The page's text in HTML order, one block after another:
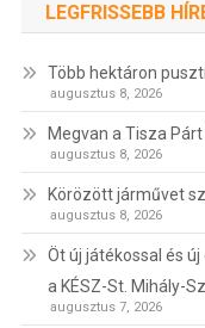
LEGFRISSEBB
Több hektáron
augusztus 8, 2026
Megvan a Tisza
augusztus 8, 2026
Körözött járművet
augusztus 8, 2026
Öt új játékossal és
a KÉSZ-St. Mihály-
augusztus 7, 2026